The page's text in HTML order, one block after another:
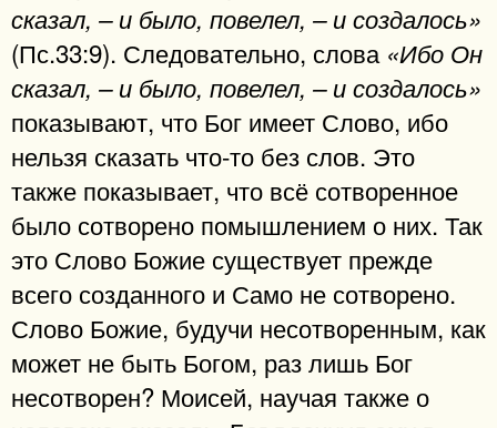
сказал, – и было, повелел, – и создалось»
(Пс.33:9). Следовательно, слова «Ибо Он
сказал, – и было, повелел, – и создалось»
показывают, что Бог имеет Слово, ибо
нельзя сказать что-то без слов. Это
также показывает, что всё сотворенное
было сотворено помышлением о них. Так
это Слово Божие существует прежде
всего созданного и Само не сотворено.
Слово Божие, будучи несотворенным, как
может не быть Богом, раз лишь Бог
несотворен? Моисей, научая также о